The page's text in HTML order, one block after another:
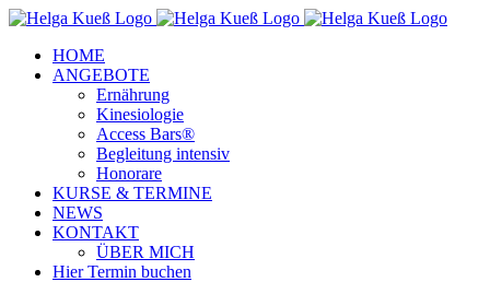
Zum
springen
Facebook
Instagram
YouTube
HOME
ANGEBOTE
Ernährung
Kinesiologie
Access Bars®
Begleitung intensiv
Honorare
KURSE & TERMINE
NEWS
KONTAKT
ÜBER MICH
Hier Termin buchen